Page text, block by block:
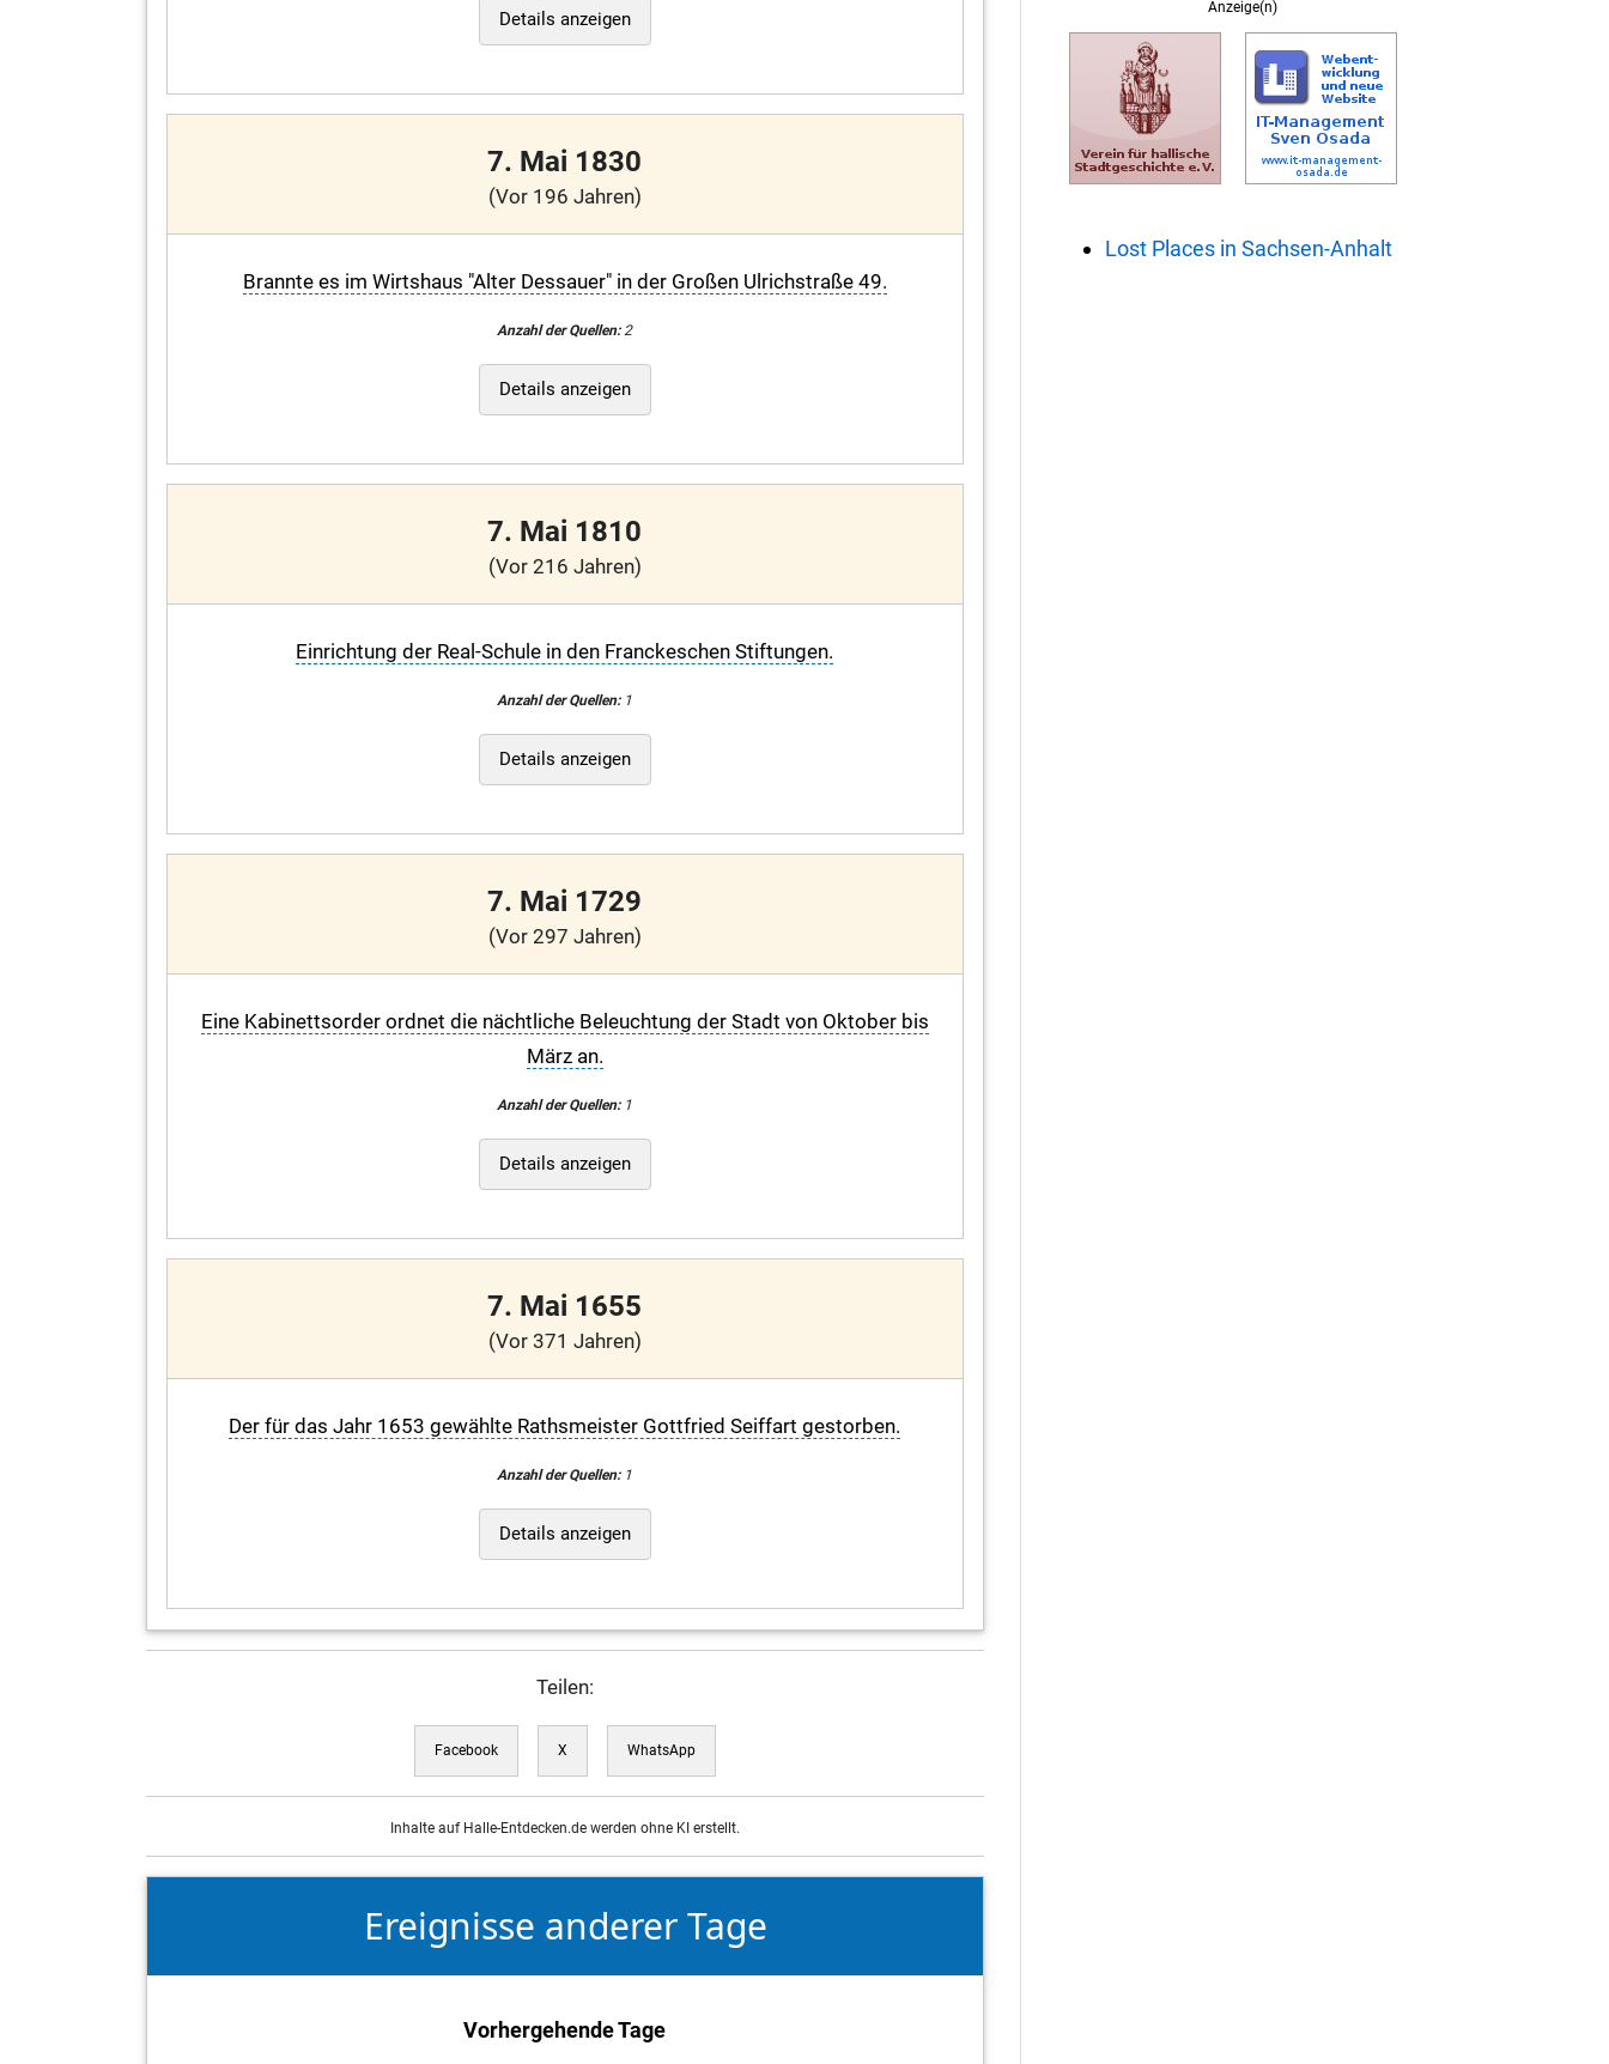
Details anzeigen
7. Mai 1830
(Vor 196 Jahren)
Brannte es im Wirtshaus "Alter Dessauer" in der Großen Ulrichstraße 49.
Anzahl der Quellen:2
Details anzeigen
7. Mai 1810
(Vor 216 Jahren)
Einrichtung der Real-Schule in den Franckeschen Stiftungen.
Anzahl der Quellen:1
Details anzeigen
7. Mai 1729
(Vor 297 Jahren)
Eine Kabinettsorder ordnet die nächtliche Beleuchtung der Stadt von Oktober bis
März an.
Anzahl der Quellen:1
Details anzeigen
7. Mai 1655
(Vor 371 Jahren)
Der für das Jahr 1653 gewählte Rathsmeister Gottfried Seiffart gestorben.
Anzahl der Quellen:1
Details anzeigen
Teilen:
Facebook X WhatsApp
Inhalte auf Halle-Entdecken.de werden ohne KI erstellt.
Ereignisse anderer Tage
Vorhergehende Tage
Anzeige(n)
Lost Places in Sachsen-Anhalt